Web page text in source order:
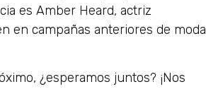
es Amber Heard, actriz
en campañas anteriores de moda
¿esperamos juntos? ¡Nos